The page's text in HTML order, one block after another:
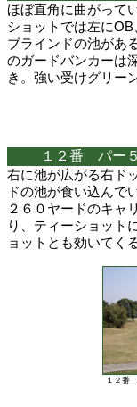
ほぼ直角に曲がって
ショットでは左にOB
ブラインドの池があ
のガードバンカーは
き。強い受けグリーン
１２番 パー
右に池が広がる右ド
ドの池が食い込んで
２６０ヤードのキャ
り、ティーショット
ョットとも効いてく
１２番